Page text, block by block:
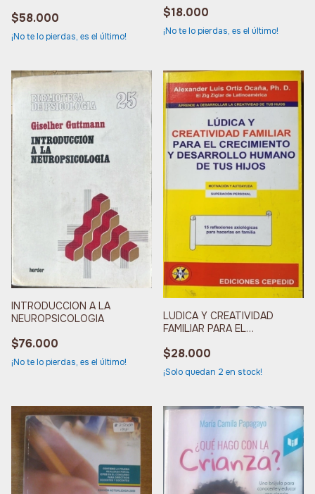
$58.000
¡No te lo pierdas, es el último!
$18.000
¡No te lo pierdas, es el último!
INTRODUCCION A LA
NEUROPSICOLOGIA
$76.000
¡No te lo pierdas, es el último!
LUDICA Y CREATIVIDAD
FAMILIAR PARA EL
DESARROLLO
$28.000
¡Solo quedan 2 en stock!